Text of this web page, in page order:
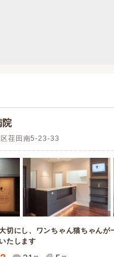
院
荏田南5-23-33
切にし、ワンちゃん猫ちゃんが
たします